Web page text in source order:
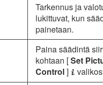
Tarkennus ja
lukittuvat, kun
painetaan.
Paina säädintä
kohtaan [Set
Control] i